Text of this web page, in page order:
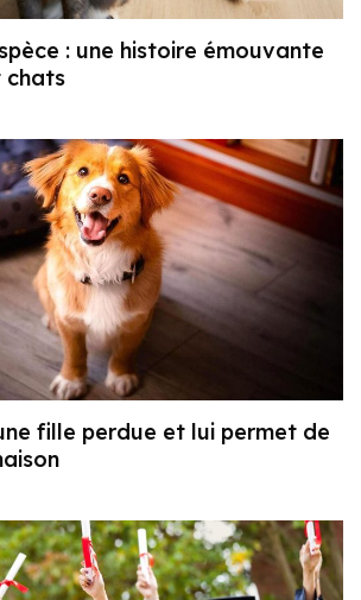
: une histoire émouvante
chats
fille perdue et lui permet de